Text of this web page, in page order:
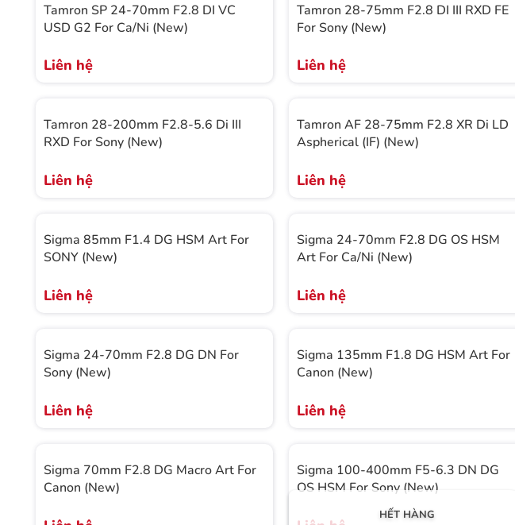
Tamron SP 24-70mm F2.8 DI VC
USD G2 For Ca/Ni (New)
Liên hệ
Tamron 28-75mm F2.8 DI III RXD FE
For Sony (New)
Liên hệ
Tamron 28-200mm F2.8-5.6 Di III
RXD For Sony (New)
Liên hệ
Tamron AF 28-75mm F2.8 XR Di LD
Aspherical (IF) (New)
Liên hệ
Sigma 85mm F1.4 DG HSM Art For
SONY (New)
Liên hệ
Sigma 24-70mm F2.8 DG OS HSM
Art For Ca/Ni (New)
Liên hệ
Sigma 24-70mm F2.8 DG DN For
Sony (New)
Liên hệ
Sigma 135mm F1.8 DG HSM Art For
Canon (New)
Liên hệ
Sigma 70mm F2.8 DG Macro Art For
Canon (New)
HẾT HÀNG
Sigma 100-400mm F5-6.3 DN DG
OS HSM For Sony (New)